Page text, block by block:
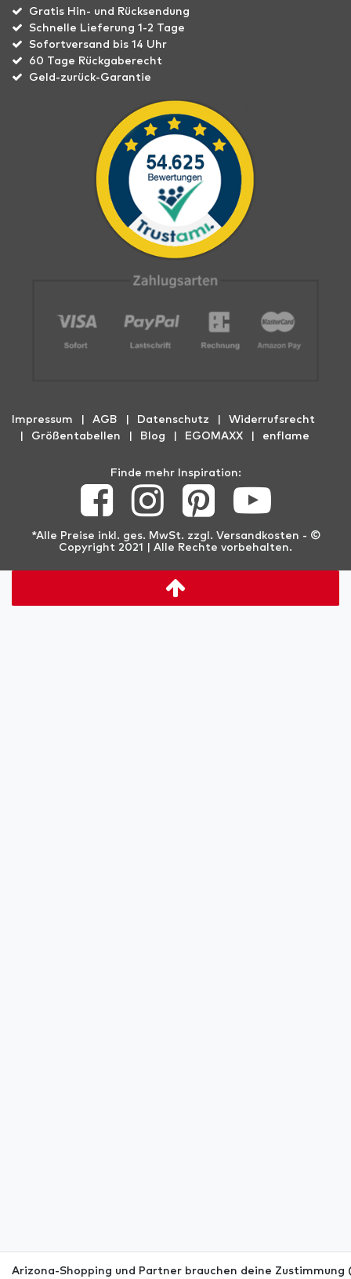
Gratis Hin- und Rücksendung
Schnelle Lieferung 1-2 Tage
Sofortversand bis 14 Uhr
60 Tage Rückgaberecht
Geld-zurück-Garantie
Impressum AGB Datenschutz
Widerrufs­recht
Größentabellen
Blog EGOMAXX enflame
Finde mehr Inspiration:
*Alle Preise inkl. ges. MwSt. zzgl. Versandkosten - ©
Copyright 2021 | Alle Rechte vorbehalten.
Arizona-Shopping und Partner brauchen deine Zustimmung